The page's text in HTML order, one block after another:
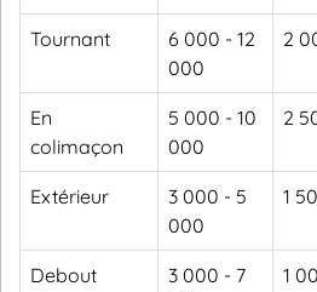
Tournant
6 000 - 12
000
2
En
colimaçon
5 000 - 10
000
2
Extérieur
3 000 - 5
000
1
Debout
3 000 - 7
1